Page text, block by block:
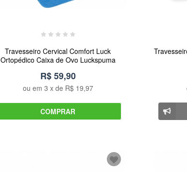
Travesseiro Cervical Comfort Luck
Ortopédico Caixa de Ovo Luckspuma
R$ 59,90
ou em 3 x de R$ 19,97
COMPRAR